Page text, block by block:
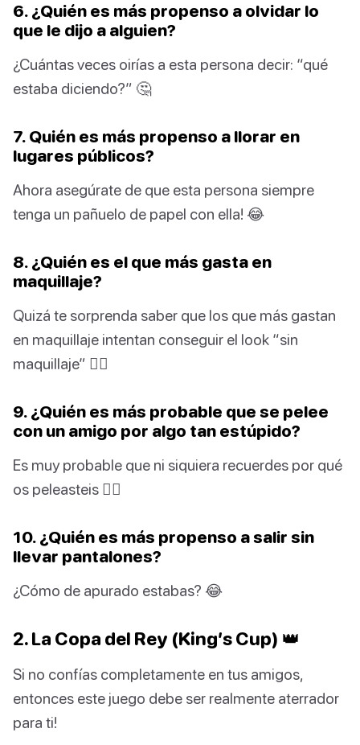
6. ¿Quién es más propenso a olvidar lo
que le dijo a alguien?
¿Cuántas veces oirías a esta persona decir: “qué
estaba diciendo?” 🤔
7. Quién es más propenso a llorar en
lugares públicos?
Ahora asegúrate de que esta persona siempre
tenga un pañuelo de papel con ella! 😂
8. ¿Quién es el que más gasta en
maquillaje?
Quizá te sorprenda saber que los que más gastan
en maquillaje intentan conseguir el look “sin
maquillaje” 🤦‍♀️
9. ¿Quién es más probable que se pelee
con un amigo por algo tan estúpido?
Es muy probable que ni siquiera recuerdes por qué
os peleasteis 🤷‍♀️
10. ¿Quién es más propenso a salir sin
llevar pantalones?
¿Cómo de apurado estabas? 😂
2. La Copa del Rey (King’s Cup) 👑
Si no confías completamente en tus amigos,
entonces este juego debe ser realmente aterrador
para ti!